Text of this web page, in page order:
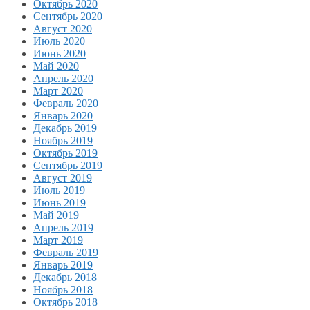
Октябрь 2020
Сентябрь 2020
Август 2020
Июль 2020
Июнь 2020
Май 2020
Апрель 2020
Март 2020
Февраль 2020
Январь 2020
Декабрь 2019
Ноябрь 2019
Октябрь 2019
Сентябрь 2019
Август 2019
Июль 2019
Июнь 2019
Май 2019
Апрель 2019
Март 2019
Февраль 2019
Январь 2019
Декабрь 2018
Ноябрь 2018
Октябрь 2018